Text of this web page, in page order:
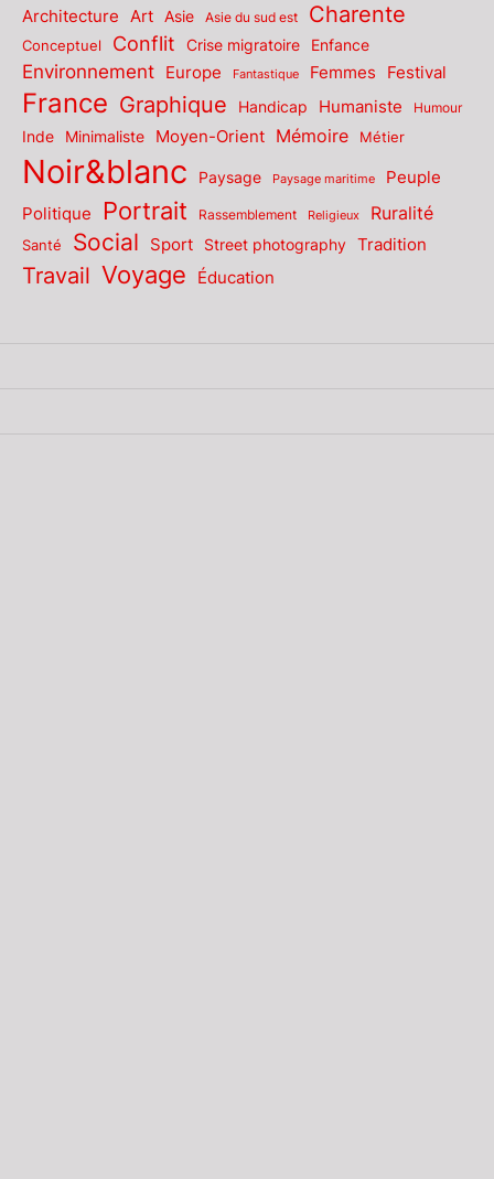
Architecture
Art Asie Asie du sud est Charente
Conceptuel Conflit Crise migratoire Enfance
Environnement Europe Fantastique Femmes Festival
France Graphique Handicap Humaniste Humour
Inde Minimaliste Moyen-Orient Mémoire Métier
Noir&blanc Paysage Paysage maritime Peuple
Politique Portrait Rassemblement Religieux Ruralité
Santé Social Sport Street photography Tradition
Travail Voyage Éducation